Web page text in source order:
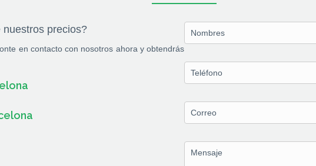
las ventanas que requieren
reparación. Sin embargo, no he
nuestros precios?
en contacto con nosotros ahora y obtendrás